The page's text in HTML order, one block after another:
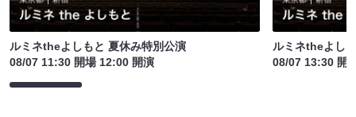
ルミネtheよしもと 夏休み特別公演
08/07 11:30 開場 12:00 開演
ルミネtheよし
08/07 13:30 開